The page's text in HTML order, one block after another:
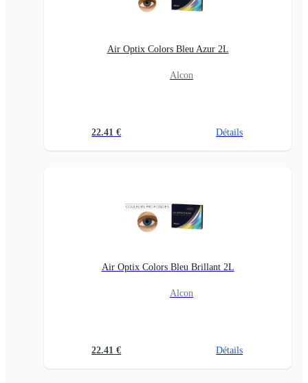
Air Optix Colors Bleu Azur 2L
Alcon
22.41 € Détails
Air Optix Colors Bleu Brillant 2L
Alcon
22.41 € Détails